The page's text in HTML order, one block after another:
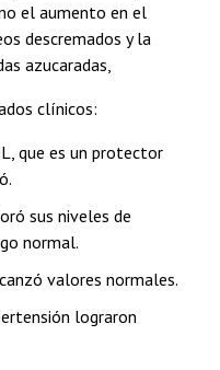
el aumento en el
descremados y la
azucaradas,
clínicos:
que es un protector
sus niveles de
normal.
valores normales.
lograron